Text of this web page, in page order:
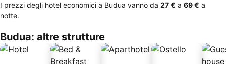
I prezzi degli hotel economici a Budua vanno da ‎27 € a ‎69 € a
notte.
Budua: altre strutture